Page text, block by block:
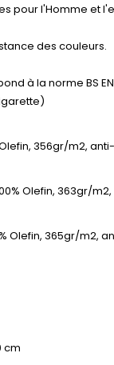
pour l'Homme et
des couleurs.
à la norme BS EN
Olefin, 356gr/m2,
Olefin, 363gr/
Olefin, 365gr/m2,
cm